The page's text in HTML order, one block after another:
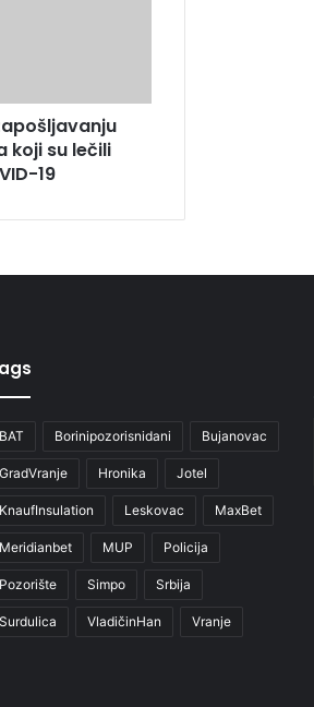
koji su lečili
19
BAT Borinipozorisnidani Bujanovac
GradVranje Hronika Jotel
KnaufInsulation Leskovac MaxBet
Meridianbet MUP Policija
Pozorište Simpo Srbija
Surdulica VladičinHan Vranje